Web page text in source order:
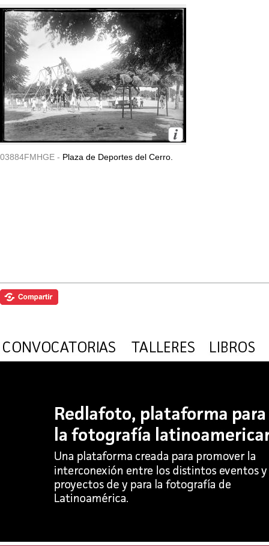
03884FMHGE - Plaza de Deportes del Cerro.